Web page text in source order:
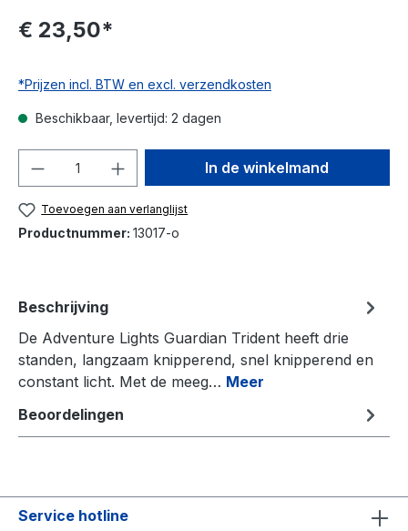
€ 23,50*
*Prijzen incl. BTW en excl. verzendkosten
Beschikbaar, levertijd: 2 dagen
In de winkelmand
Toevoegen aan verlanglijst
Productnummer: 13017-o
Beschrijving
De Adventure Lights Guardian Trident heeft drie
standen, langzaam knipperend, snel knipperend en
constant licht. Met de meeg… Meer
Beoordelingen
Service hotline